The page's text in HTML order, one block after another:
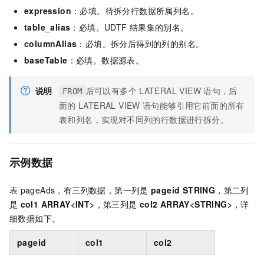
expression ：必填。待拆分行数据所属列名。
table_alias ：必填。UDTF 结果集的别名。
columnAlias ：必填。拆分后得到的列的别名。
baseTable ：必填。数据源表。
说明 FROM 后可以有多个 LATERAL VIEW 语句，后
面的 LATERAL VIEW 语句能够引用它前面的所有
表和列名，实现对不同列的行数据进行拆分。
示例数据
表 pageAds，有三列数据，第一列是 pageid STRING ，第二列
是 col1 ARRAY<INT> ，第三列是 col2 ARRAY<STRING> ，详
细数据如下。
pageid col1 col2